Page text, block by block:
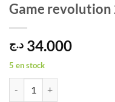
Game revolution
34.000 د.ج
5 en stock